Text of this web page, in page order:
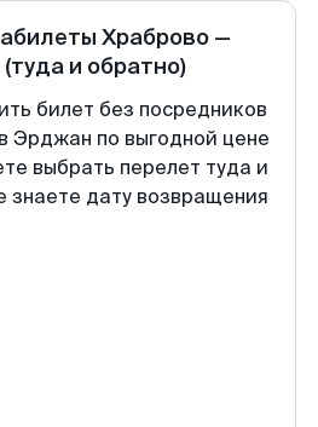
Храброво —
(туда и обратно)
билет без посредников
Эрджан по выгодной цене
выбрать перелет туда и
знаете дату возвращения